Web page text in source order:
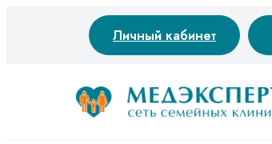
Личный кабинет